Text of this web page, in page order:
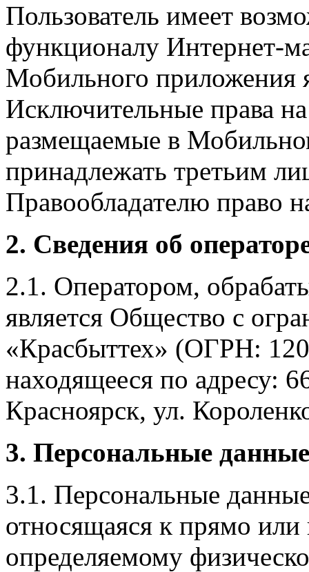
Пользователь имеет
функционалу Интернет-
Мобильного приложения
Исключительные права
размещаемые в
принадлежать третьим
Правообладателю право
2. Сведения об
2.1. Оператором,
является Общество с
«Красбыттех» (ОГРН:
находящееся по адресу:
Красноярск, ул.
3. Персональные
3.1. Персональные
относящаяся к прямо
определяемому